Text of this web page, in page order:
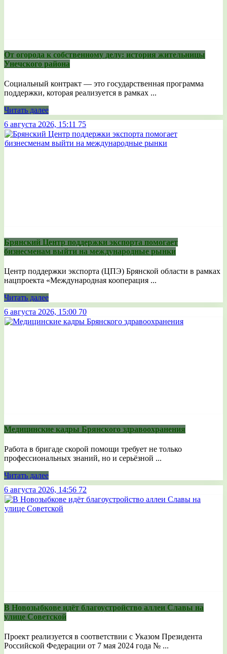
От огорода к собственному делу: история жительницы
Унечского района
Социальный контракт — это государственная программа
поддержки, которая реализуется в рамках ...
Читать далее
6 августа 2026, 15:11 75
Брянский Центр поддержки экспорта помогает
бизнесменам выйти на международные рынки
Центр поддержки экспорта (ЦПЭ) Брянской области в рамках
нацпроекта «Международная кооперация ...
Читать далее
6 августа 2026, 15:00 70
Медицинские кадры Брянского здравоохранения
Работа в бригаде скорой помощи требует не только
профессиональных знаний, но и серьёзной ...
Читать далее
6 августа 2026, 14:56 72
В Новозыбкове идёт благоустройство аллеи Славы на
улице Советской
Проект реализуется в соответствии с Указом Президента
Российской Федерации от 7 мая 2024 года № ...